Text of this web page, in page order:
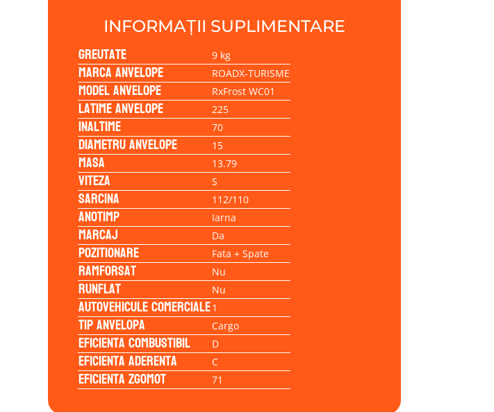
INFORMAȚII SUPLIMENTARE
Greutate 9 kg
Marca anvelope ROADX-TURISME
Model anvelope RxFrost WC01
Latime anvelope 225
Inaltime 70
Diametru anvelope 15
Masa 13.79
Viteza S
Sarcina 112/110
Anotimp Iarna
Marcaj Da
Pozitionare Fata + Spate
Ramforsat Nu
Runflat Nu
Autovehicule comerciale1
Tip anvelopa Cargo
Eficienta Combustibil D
Eficienta Aderenta C
Eficienta Zgomot 71